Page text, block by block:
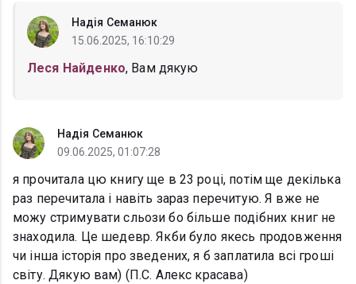
Надія Семанюк
15.06.2025, 16:10:29
Леся Найденко, Вам дякую
Надія Семанюк
09.06.2025, 01:07:28
я прочитала цю книгу ще в 23 році, потім ще декілька
раз перечитала і навіть зараз перечитую. Я вже не
можу стримувати сльози бо більше подібних книг не
знаходила. Це шедевр. Якби було якесь продовження
чи інша історія про зведених, я б заплатила всі гроші
світу. Дякую вам) (П.С. Алекс красава)